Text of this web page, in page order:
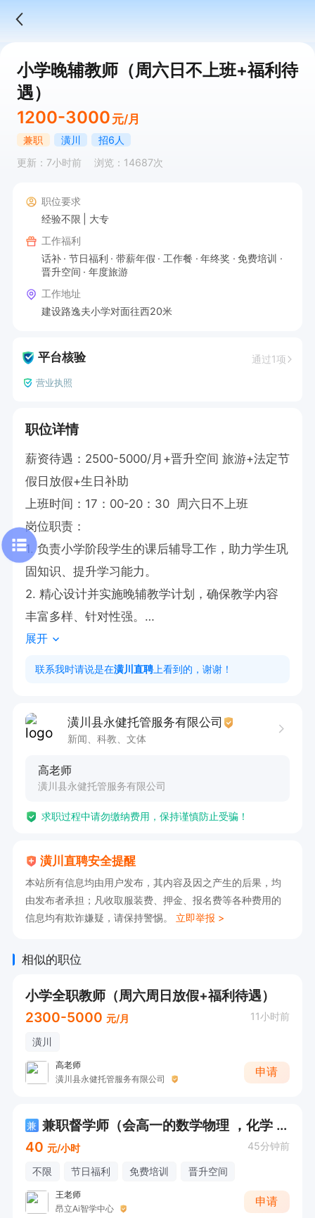
小学晚辅教师（周六日不上班+福利待
遇）
1200-3000 元/月
兼职 潢川
招6人
更新：7小时前
浏览：14687次
职位要求
经验不限
大专
工作福利
话补
节日福利 带薪年假 工作餐 年终奖
免费培训
晋升空间
年度旅游
工作地址
建设路逸夫小学对面往西20米
平台核验 通过1项
营业执照
职位详情
薪资待遇：2500-5000/月+晋升空间 旅游+法定节
假日放假+生日补助
上班时间：17：00-20：30  周六日不上班
岗位职责：
1. 负责小学阶段学生的课后辅导工作，助力学生巩
固知识、提升学习能力。
2. 精心设计并实施晚辅教学计划，确保教学内容
丰富多样、针对性强。
3. 与家长保持密切沟通，及时反馈学生学习情
况，共同促进学生成长。
谢谢！
展开
联系我时请说是在潢川直聘 上看到的，谢谢！
潢川县永健托管服务有限公司
新闻、科教、文体
高老师
潢川县永健托管服务有限公司
求职过程中请勿缴纳费用，保持谨慎防止受骗！
潢川直聘安全提醒
本站所有信息均由用户发布，其内容及因之产生的后果，均
由发布者承担；凡收取服装费、押金、报名费等各种费用的
信息均有欺诈嫌疑，请保持警惕。 立即举报 >
相似的职位
小学全职教师（周六周日放假+福利待遇）
2300-5000 元/月 11小时前
潢川
高老师
潢川县永健托管服务有限公司
申请
兼
兼职督学师（会高一的数学物理 ，化学 更好➕40元/小时）
40 元/小时 45分钟前
不限 节日福利 免费培训 晋升空间
王老师
昂立Ai智学中心
申请